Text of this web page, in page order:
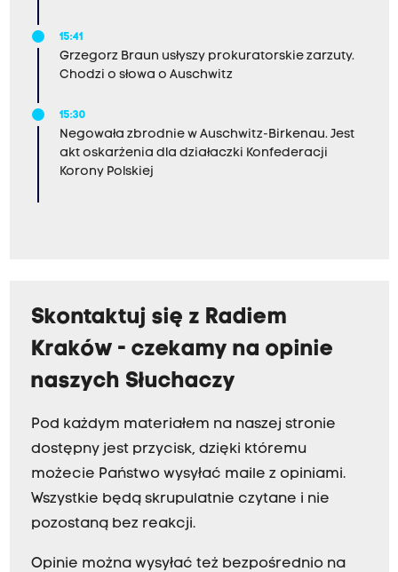
15:41
Grzegorz Braun usłyszy prokuratorskie zarzuty.
Chodzi o słowa o Auschwitz
15:30
Negowała zbrodnie w Auschwitz-Birkenau. Jest
akt oskarżenia dla działaczki Konfederacji
Korony Polskiej
Skontaktuj się z Radiem
Kraków - czekamy na opinie
naszych Słuchaczy
Pod każdym materiałem na naszej stronie
dostępny jest przycisk, dzięki któremu
możecie Państwo wysyłać maile z opiniami.
Wszystkie będą skrupulatnie czytane i nie
pozostaną bez reakcji.
Opinie można wysyłać też bezpośrednio na